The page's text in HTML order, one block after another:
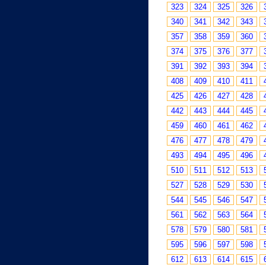
323
324 325 326
340
341 342 343
357
358 359 360
374
375 376 377
391
392 393 394
408
409 410 411
425
426 427 428
442
443 444 445
459
460 461 462
476
477 478 479
493
494 495 496
510
511 512 513
527
528 529 530
544
545 546 547
561
562 563 564
578
579 580 581
595
596 597 598
612
613 614 615